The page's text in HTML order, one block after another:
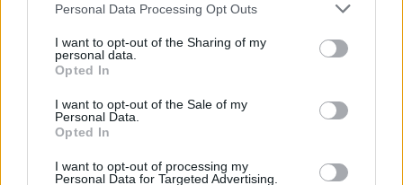
Personal Data Processing Opt Outs
I want to opt-out of the Sharing of my
personal data.
Opted In
I want to opt-out of the Sale of my
Personal Data.
Opted In
I want to opt-out of processing my
Personal Data for Targeted Advertising.
Nordjylland.
Initiativet skal give medarbejderne mulighed for at
være til stede på en af familiens største
Det skriver JYSK i en pressemeddelelse.